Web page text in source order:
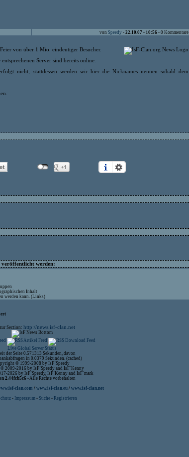
von Speedy - 22.10.07 - 10:56 - 0 Kommentare
von über 1 Mio. eindeutiger Besucher.
Server sind bereits online.
nicht, stattdessen werden wir hier die Nicknames nennen sobald dem
veröffentlicht werden:
Inhalt
werden kann. (Links)
Section: http://news.isf-clan.net
Live Global Server Status
der Seite 0.571313 Sekunden, davon
in 0.0379 Sekunden. (cached)
© 1999-2008 by IsF`Speedy
2009-2016 by IsF`Speedy and IsF`Kenny
2026 by IsF`Speedy, IsF`Kenny and IsF`mark
2.44fcb5c6 - Alle Rechte vorbehalten
clan.com / www.isf-clan.eu/ www.isf-clan.net
- Impressum- Suche- Registrieren